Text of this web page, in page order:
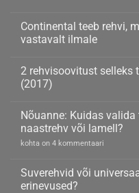
laias
valikus
talverehve
ei
ole
Continental teeb rehvi,
vastavalt ilmale
rehvi,
mis
muudab
vastavalt
ilmale
ei
ole
2 rehvisoovitust selleks
(2017)
selleks
talveks
–
soodsas
ei
ole
Nõuanne: Kuidas
naastrehv või lamell?
Nõuanne:
talverehvid
sõiduautole
–
kohta on 4 kommentaari
Suverehvid või
erinevused?